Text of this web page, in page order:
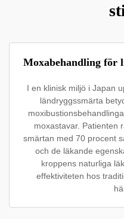
Moxabehandling för
I en klinisk miljö i Japan
ländryggssmärta
moxastavar. Patienten
smärtan med 70 procent
och de läkande
kroppens naturliga
effektiviteten hos